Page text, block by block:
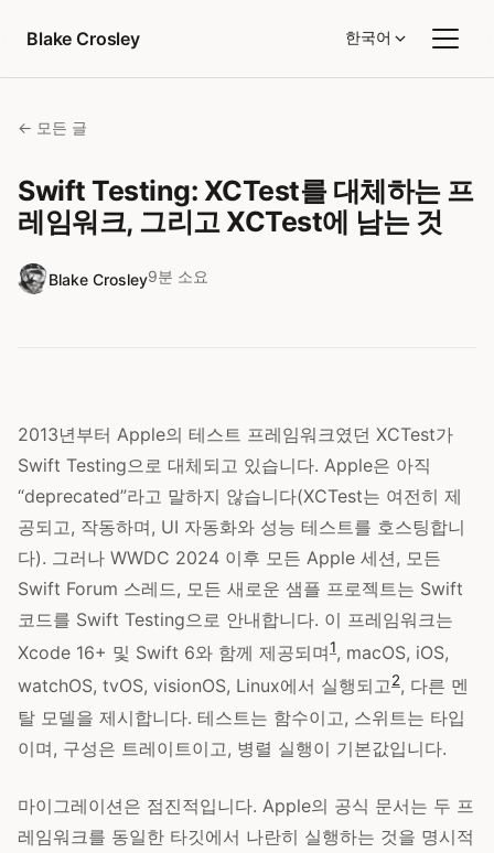
Blake Crosley
한국어
← 모든 글
Swift Testing: XCTest를 대체하는 프
레임워크, 그리고 XCTest에 남는 것
Blake Crosley9분 소요
2013년부터 Apple의 테스트 프레임워크였던 XCTest가
Swift Testing으로 대체되고 있습니다. Apple은 아직
“deprecated”라고 말하지 않습니다(XCTest는 여전히 제
공되고, 작동하며, UI 자동화와 성능 테스트를 호스팅합니
다). 그러나 WWDC 2024 이후 모든 Apple 세션, 모든
Swift Forum 스레드, 모든 새로운 샘플 프로젝트는 Swift
코드를 Swift Testing으로 안내합니다. 이 프레임워크는
Xcode 16+ 및 Swift 6와 함께 제공되며1, macOS, iOS,
watchOS, tvOS, visionOS, Linux에서 실행되고2, 다른 멘
탈 모델을 제시합니다. 테스트는 함수이고, 스위트는 타입
이며, 구성은 트레이트이고, 병렬 실행이 기본값입니다.
마이그레이션은 점진적입니다. Apple의 공식 문서는 두 프
레임워크를 동일한 타깃에서 나란히 실행하는 것을 명시적